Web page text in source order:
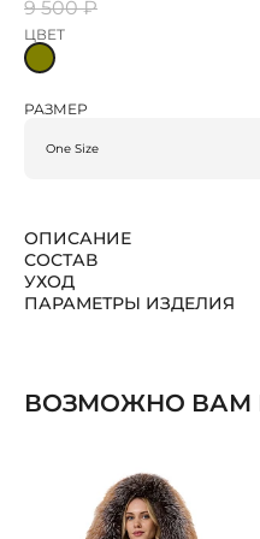
9 500 ₽
ЦВЕТ
РАЗМЕР
ОПИСАНИЕ
СОСТАВ
УХОД
ПАРАМЕТРЫ ИЗДЕЛИЯ
ВОЗМОЖНО ВАМ